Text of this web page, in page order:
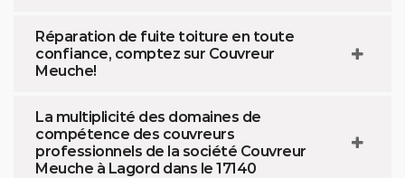
Réparation de fuite toiture en toute
confiance, comptez sur Couvreur
Meuche!
La multiplicité des domaines de
compétence des couvreurs
professionnels de la société Couvreur
Meuche à Lagord dans le 17140